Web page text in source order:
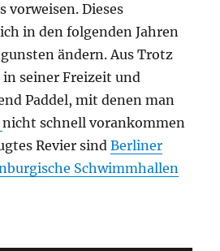
vorweisen. Dieses
in den folgenden Jahren
ändern. Aus Trotz
seiner Freizeit und
Paddel, mit denen man
nicht schnell vorankommen
Revier sindBerliner
Schwimmhallen